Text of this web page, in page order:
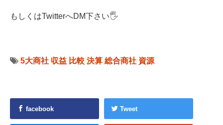
もしくはTwitterへDM下さい🖐
5大商社 収益 比較 決算 総合商社 資源
facebook Tweet